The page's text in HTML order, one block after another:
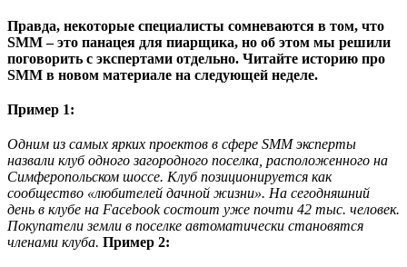
Правда, некоторые специалисты сомневаются в том, что
SMM – это панацея для пиарщика, но об этом мы решили
поговорить с экспертами отдельно. Читайте историю про
SMM в новом материале на следующей неделе.
Пример 1:
Одним из самых ярких проектов в сфере SMM эксперты
назвали клуб одного загородного поселка, расположенного на
Симферопольском шоссе. Клуб позиционируется как
сообщество «любителей дачной жизни». На сегодняшний
день в клубе на Facebook состоит уже почти 42 тыс. человек.
Покупатели земли в поселке автоматически становятся
членами клуба. Пример 2: